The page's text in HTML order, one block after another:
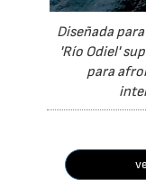
Diseñada
'Río Odiel'
para